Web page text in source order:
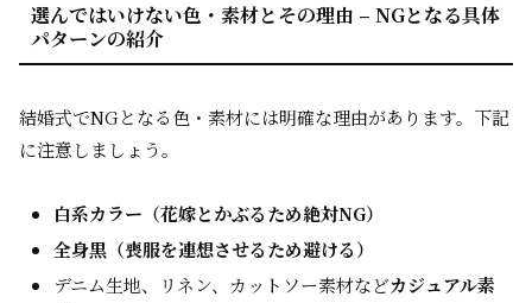
選んではいけない色・素材とその理由 – NGとなる具体
パターンの紹介
結婚式でNGとなる色・素材には明確な理由があります。下記
に注意しましょう。
白系カラー（花嫁とかぶるため絶対NG）
全身黒（喪服を連想させるため避ける）
デニム生地、リネン、カットソー素材などカジュアル素